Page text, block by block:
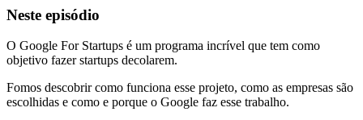
Neste episódio
O Google For Startups é um programa incrível que tem como
objetivo fazer startups decolarem.
Fomos descobrir como funciona esse projeto, como as empresas são
escolhidas e como e porque o Google faz esse trabalho.